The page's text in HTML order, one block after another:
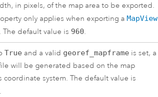
in pixels, of the map area to be exported.
only applies when exporting aMapView
The default value is 960.
True and a valid georef_mapframe is set, a
will be generated based on the map
coordinate system. The default value is
.